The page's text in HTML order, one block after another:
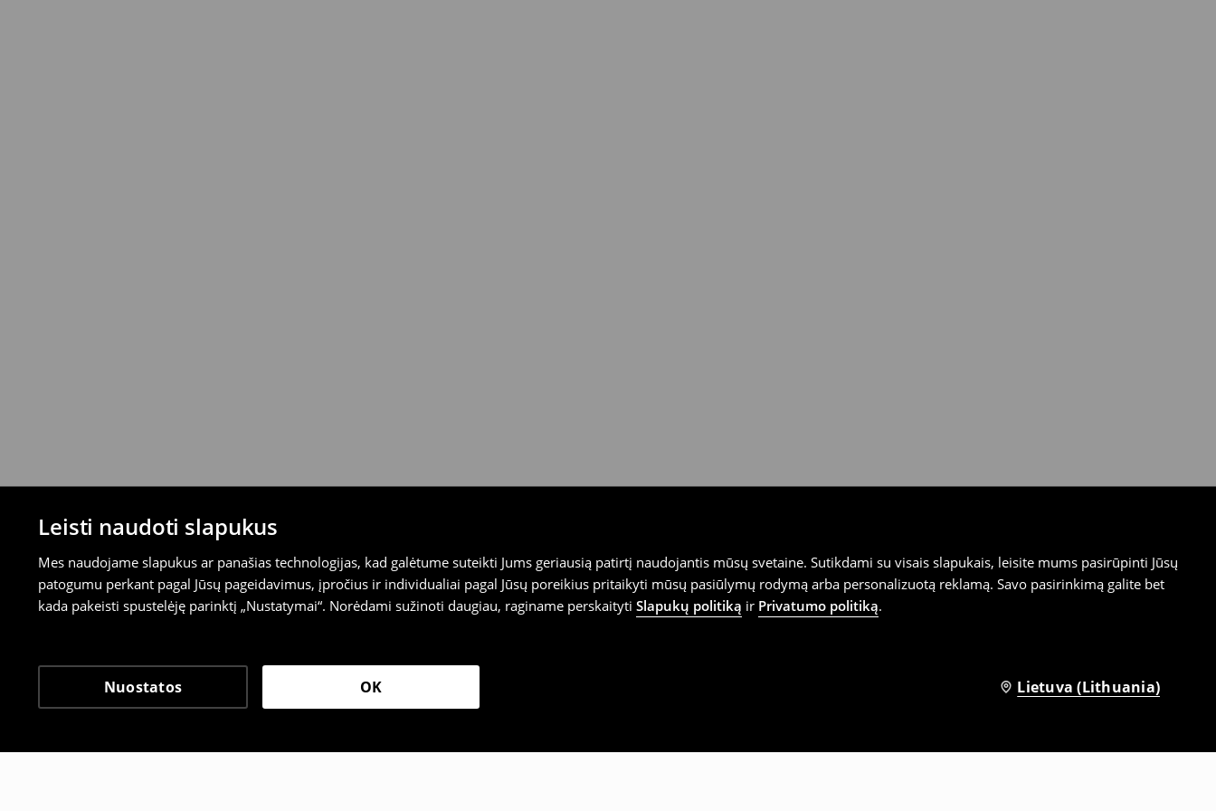
Leisti naudoti slapukus
Mes naudojame slapukus ar panašias technologijas, kad galėtume suteikti Jums geriausią patirtį naudojantis mūsų svetaine. Sutikdami su visais slapukais, leisite mums pasirūpinti Jūsų
patogumu perkant pagal Jūsų pageidavimus, įpročius ir individualiai pagal Jūsų poreikius pritaikyti mūsų pasiūlymų rodymą arba personalizuotą reklamą. Savo pasirinkimą galite bet
kada pakeisti spustelėję parinktį „Nustatymai“. Norėdami sužinoti daugiau, raginame perskaityti Slapukų politiką ir Privatumo politiką.
Nuostatos OK Lietuva (Lithuania)